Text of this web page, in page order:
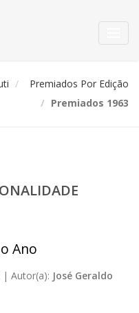
Premiados Por Edição
Premiados 1963
Ano
| Autor(a): José Geraldo